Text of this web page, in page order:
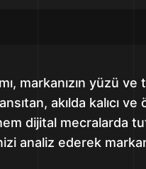
markanızın yüzü
akılda kalıcı
dijital mecralarda
analiz ederek